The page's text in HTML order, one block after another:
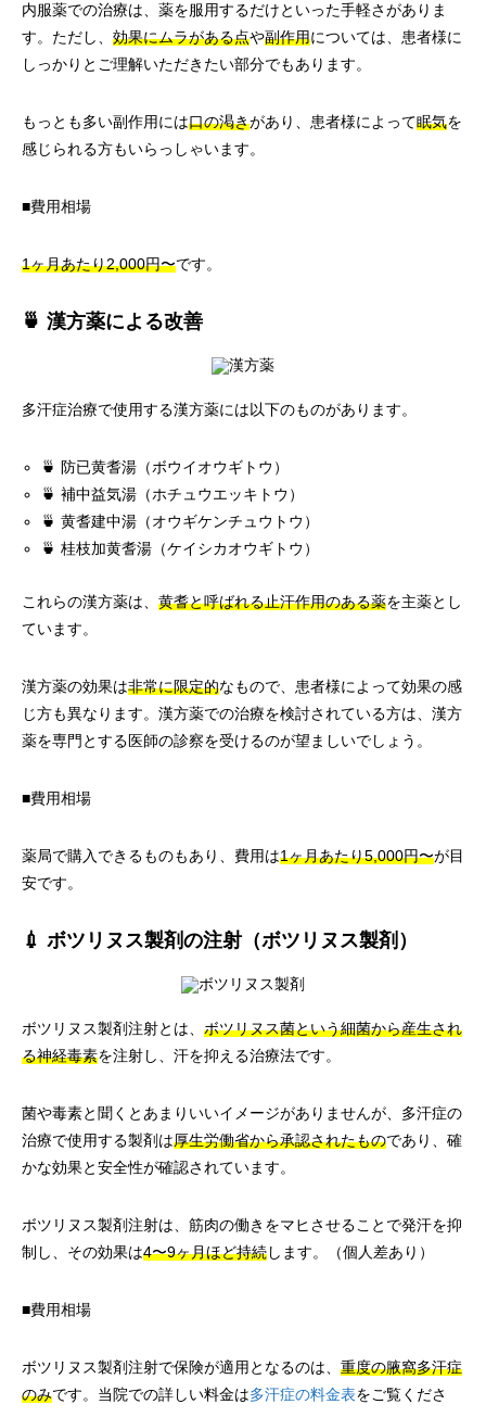
内服薬での治療は、薬を服用するだけといった手軽さがありま
す。ただし、 効果にムラがある点や副作用については、患者様に
しっかりとご理解いただきたい部分でもあります。
もっとも多い副作用には口の渇きがあり、患者様によって眠気を
感じられる方もいらっしゃいます。
■費用相場
1ヶ月あたり2,000円〜です。
🍵 漢方薬による改善
多汗症治療で使用する漢方薬には以下のものがあります。
🍵 防已黄耆湯（ボウイオウギトウ）
🍵 補中益気湯（ホチュウエッキトウ）
🍵 黄耆建中湯（オウギケンチュウトウ）
🍵 桂枝加黄耆湯（ケイシカオウギトウ）
これらの漢方薬は、 黄耆と呼ばれる止汗作用のある薬を主薬とし
ています。
漢方薬の効果は非常に限定的なもので、患者様によって効果の感
じ方も異なります。漢方薬での治療を検討されている方は、漢方
薬を専門とする医師の診察を受けるのが望ましいでしょう。
■費用相場
薬局で購入できるものもあり、費用は1ヶ月あたり5,000円〜が目
安です。
💉 ボツリヌス製剤の注射（ボツリヌス製剤）
ボツリヌス製剤注射とは、 ボツリヌス菌という細菌から産生され
る神経毒素を注射し、汗を抑える治療法です。
菌や毒素と聞くとあまりいいイメージがありませんが、多汗症の
治療で使用する製剤は厚生労働省から承認されたものであり、確
かな効果と安全性が確認されています。
ボツリヌス製剤注射は、筋肉の働きをマヒさせることで発汗を抑
制し、その効果は4〜9ヶ月ほど持続します。（個人差あり）
■費用相場
ボツリヌス製剤注射で保険が適用となるのは、 重度の腋窩多汗症
のみです。当院での詳しい料金は多汗症の料金表をご覧くださ